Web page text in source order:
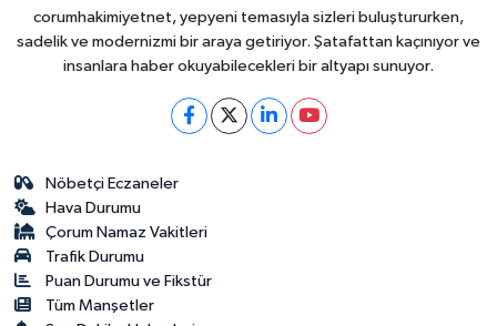
corumhakimiyetnet, yepyeni temasıyla sizleri buluştururken,
sadelik ve modernizmi bir araya getiriyor. Şatafattan kaçınıyor ve
insanlara haber okuyabilecekleri bir altyapı sunuyor.
Nöbetçi Eczaneler
Hava Durumu
Çorum Namaz Vakitleri
Trafik Durumu
Puan Durumu ve Fikstür
Tüm Manşetler